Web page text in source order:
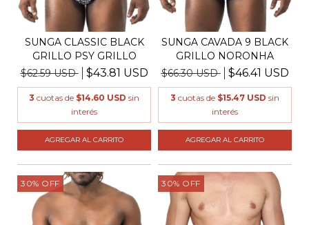
SUNGA CLASSIC BLACK
GRILLO PSY GRILLO
$62.59 USD
$43.81 USD
3 cuotas de $14.60 USD sin
interés
AGREGAR AL CARRITO
SUNGA CAVADA 9 BLACK
GRILLO NORONHA
$66.30 USD
$46.41 USD
3 cuotas de $15.47 USD sin
interés
AGREGAR AL CARRITO
30% OFF 30% OFF